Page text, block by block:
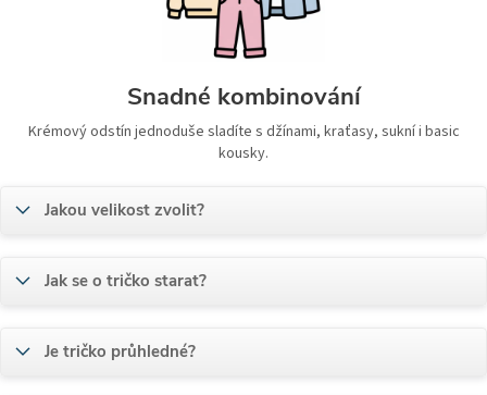
Snadné kombinování
Krémový odstín jednoduše sladíte s džínami, kraťasy, sukní i basic
kousky.
Jakou velikost zvolit?
Jak se o tričko starat?
Je tričko průhledné?